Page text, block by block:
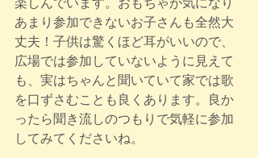
楽しんでいます。おもちゃが気になり
あまり参加できないお子さんも全然大
丈夫！子供は驚くほど耳がいいので、
広場では参加していないように見えて
も、実はちゃんと聞いていて家では歌
を口ずさむことも良くあります。良か
ったら聞き流しのつもりで気軽に参加
してみてくださいね。